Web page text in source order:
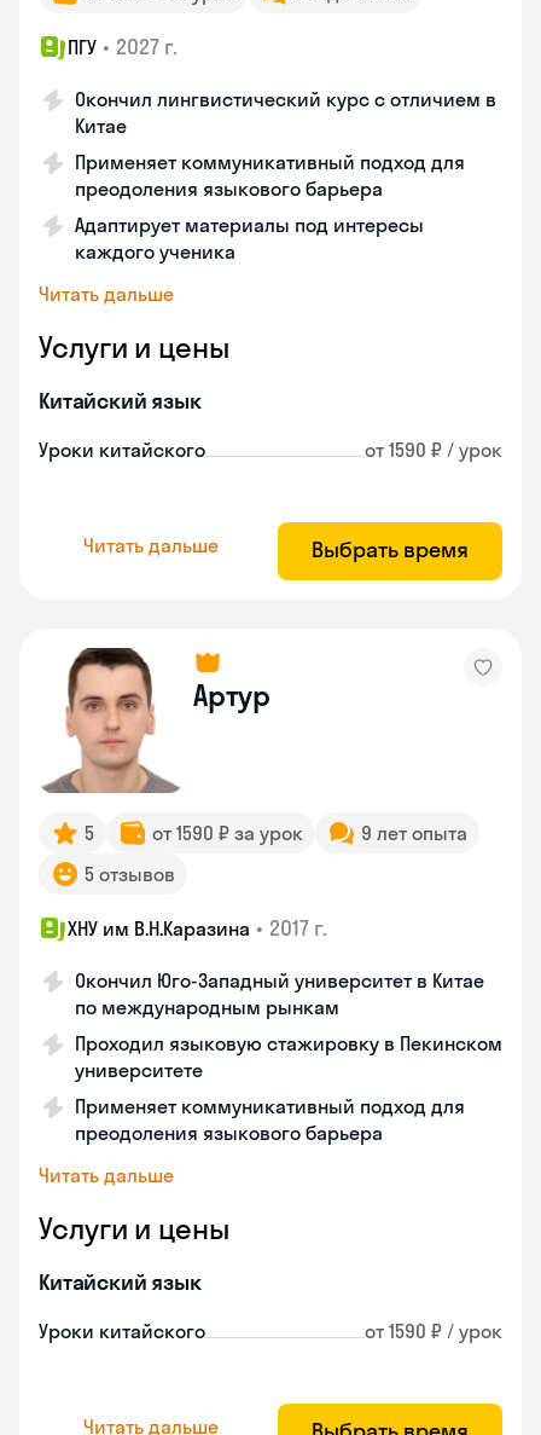
ПГУ • 2027 г.
Окончил лингвистический курс с отличием в
Китае
Применяет коммуникативный подход для
преодоления языкового барьера
Адаптирует материалы под интересы
каждого ученика
Читать дальше
Услуги и цены
Китайский язык
Уроки китайского от 1590 ₽ / урок
Читать дальше Выбрать время
Артур
5 от 1590 ₽ за урок
9 лет опыта
5 отзывов
ХНУ им В.Н.Каразина • 2017 г.
Окончил Юго-Западный университет в Китае
по международным рынкам
Проходил языковую стажировку в Пекинском
университете
Применяет коммуникативный подход для
преодоления языкового барьера
Читать дальше
Услуги и цены
Китайский язык
Уроки китайского от 1590 ₽ / урок
Читать дальше